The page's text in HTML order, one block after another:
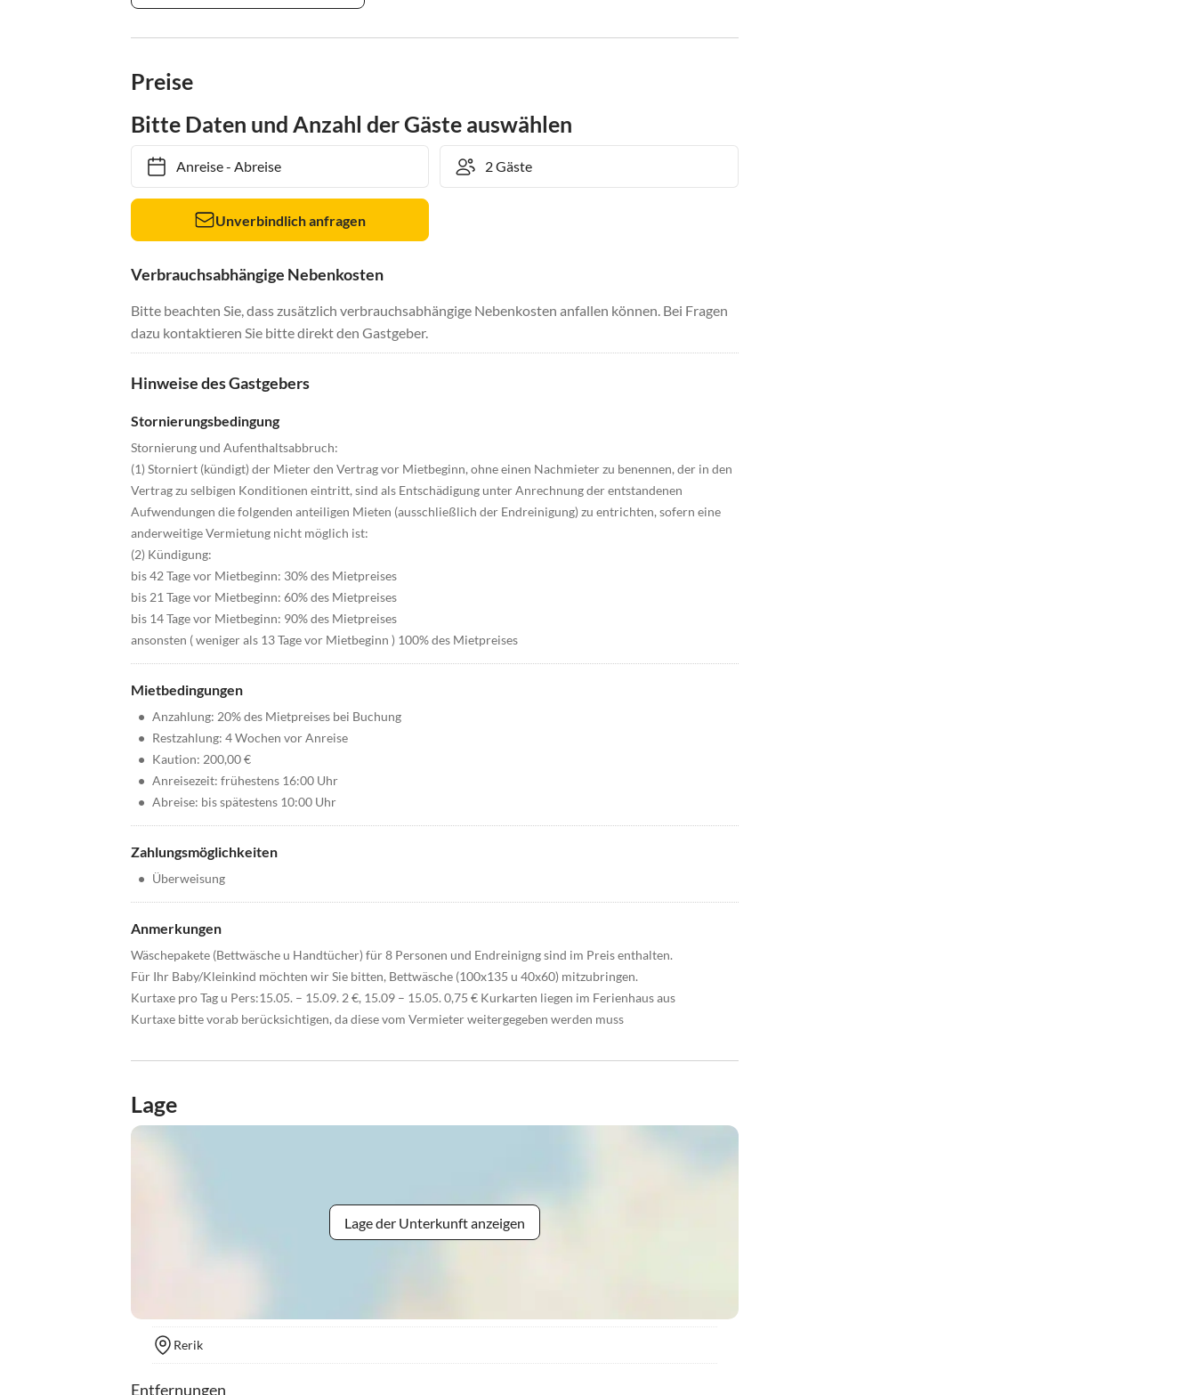
Preise
Bitte Daten und Anzahl der Gäste auswählen
Anreise- Abreise
Unverbindlich anfragen
Verbrauchsabhängige Nebenkosten
Bitte beachten Sie, dass zusätzlich verbrauchsabhängige Nebenkosten anfallen können. Bei Fragen
dazu kontaktieren Sie bitte direkt den Gastgeber.
Hinweise des Gastgebers
Stornierungsbedingung
Stornierung und Aufenthaltsabbruch:
(1) Storniert (kündigt) der Mieter den Vertrag vor Mietbeginn, ohne einen Nachmieter zu benennen, der in den
Vertrag zu selbigen Konditionen eintritt, sind als Entschädigung unter Anrechnung der entstandenen
Aufwendungen die folgenden anteiligen Mieten (ausschließlich der Endreinigung) zu entrichten, sofern eine
anderweitige Vermietung nicht möglich ist:
(2) Kündigung:
bis 42 Tage vor Mietbeginn: 30% des Mietpreises
bis 21 Tage vor Mietbeginn: 60% des Mietpreises
bis 14 Tage vor Mietbeginn: 90% des Mietpreises
ansonsten ( weniger als 13 Tage vor Mietbeginn ) 100% des Mietpreises
Mietbedingungen
• Anzahlung: 20% des Mietpreises bei Buchung
• Restzahlung: 4 Wochen vor Anreise
• Kaution: 200,00 €
• Anreisezeit: frühestens 16:00 Uhr
• Abreise: bis spätestens 10:00 Uhr
Zahlungsmöglichkeiten
• Überweisung
Anmerkungen
Wäschepakete (Bettwäsche u Handtücher) für 8 Personen und Endreinigng sind im Preis enthalten.
Für Ihr Baby/Kleinkind möchten wir Sie bitten, Bettwäsche (100x135 u 40x60) mitzubringen.
Kurtaxe pro Tag u Pers:15.05. – 15.09. 2 €, 15.09 – 15.05. 0,75 € Kurkarten liegen im Ferienhaus aus
Kurtaxe bitte vorab berücksichtigen, da diese vom Vermieter weitergegeben werden muss
Lage
Lage der Unterkunft anzeigen
Rerik
Entfernungen